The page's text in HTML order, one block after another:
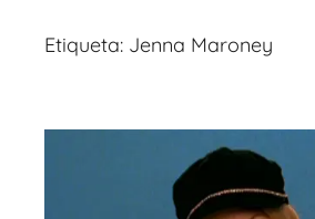
Etiqueta: Jenna Maroney